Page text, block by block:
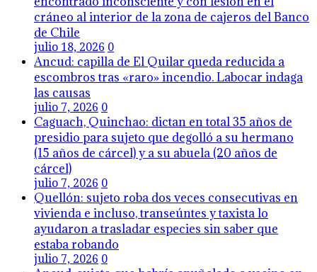
cráneo al interior de la zona de cajeros del Banco
de Chile
julio 18, 2026 0
Ancud: capilla de El Quilar queda reducida a
escombros tras «raro» incendio. Labocar indaga
las causas
julio 7, 2026 0
Caguach, Quinchao: dictan en total 35 años de
presidio para sujeto que degolló a su hermano
(15 años de cárcel) y a su abuela (20 años de
cárcel)
julio 7, 2026 0
Quellón: sujeto roba dos veces consecutivas en
vivienda e incluso, transeúntes y taxista lo
ayudaron a trasladar especies sin saber que
estaba robando
julio 7, 2026 0